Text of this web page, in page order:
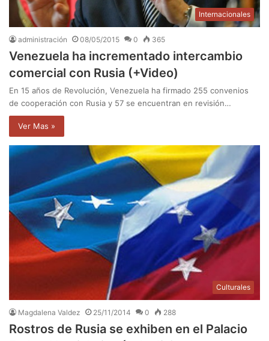
Internacionales
administración 08/05/2015 0 365
Venezuela ha incrementado intercambio
comercial con Rusia (+Video)
En 15 años de Revolución, Venezuela ha firmado 255 convenios
de cooperación con Rusia y 57 se encuentran en revisión…
Ver Mas »
Culturales
Magdalena Valdez 25/11/2014 0 288
Rostros de Rusia se exhiben en el Palacio